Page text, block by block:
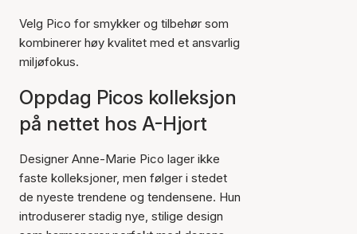
Velg Pico for smykker og tilbehør som
kombinerer høy kvalitet med et ansvarlig
miljøfokus.
Oppdag Picos kolleksjon
på nettet hos A-Hjort
Designer Anne-Marie Pico lager ikke
faste kolleksjoner, men følger i stedet
de nyeste trendene og tendensene. Hun
introduserer stadig nye, stilige design